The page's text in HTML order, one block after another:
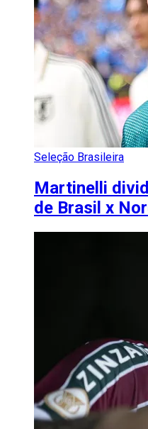
Seleção Brasileira
Martinelli
de Brasil x